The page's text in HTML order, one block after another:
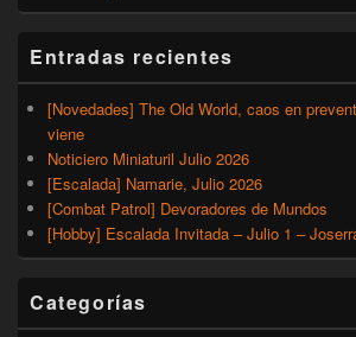
Entradas recientes
[Novedades] The Old World, caos en
viene
Noticiero Miniaturil Julio 2026
[Escalada] Namarie, Julio 2026
[Combat Patrol] Devoradores de Mundos
[Hobby] Escalada Invitada – Julio 1 –
Categorías